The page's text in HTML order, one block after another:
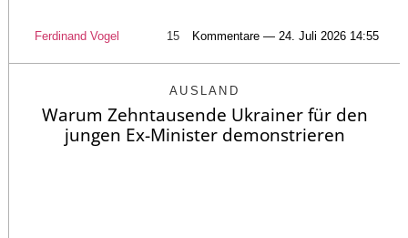
Ferdinand Vogel 15 Kommentare — 24. Juli 2026 14:55
AUSLAND
Warum Zehntausende Ukrainer für den
jungen Ex-Minister demonstrieren